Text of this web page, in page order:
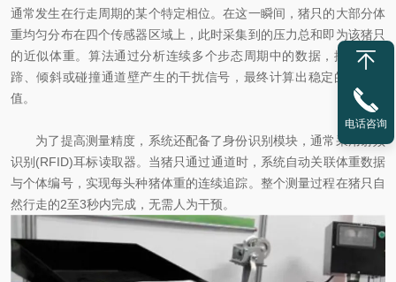
通常发生在行走周期的某个特定相位。在这一瞬间，猪只的大部分体
重均匀分布在四个传感器区域上，此时采集到的压力总和即为该猪只
的近似体重。算法通过分析连续多个步态周期中的数据，排除因抬
蹄、倾斜或碰撞通道壁产生的干扰信号，最终计算出稳定的体重数
值。
为了提高测量精度，系统还配备了身份识别模块，通常采用射频
识别(RFID)耳标读取器。当猪只通过通道时，系统自动关联体重数据
与个体编号，实现每头种猪体重的连续追踪。整个测量过程在猪只自
然行走的2至3秒内完成，无需人为干预。
电话咨询